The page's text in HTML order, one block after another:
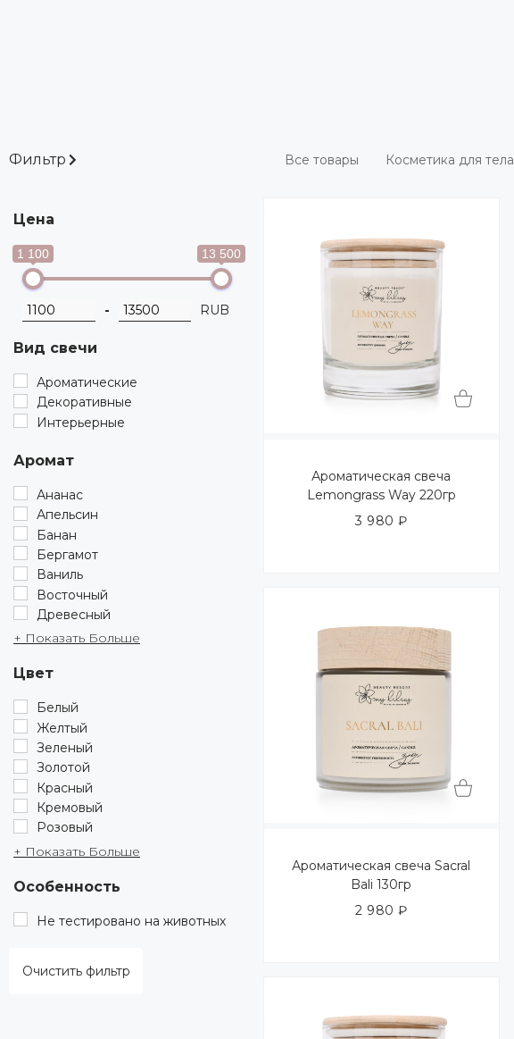
Фильтр Все товары Косметика для тела
Цена
1 100 13 500
- RUB
Вид свечи
Ароматические
Декоративные
Интерьерные
Аромат
Ананас
Апельсин
Банан
Бергамот
Ваниль
Восточный
Древесный
+ Показать Больше
Цвет
Белый
Желтый
Зеленый
Золотой
Красный
Кремовый
Розовый
+ Показать Больше
Особенность
Не тестировано на животных
Очистить фильтр
Ароматическая свеча
Lemongrass Way 220гр
3 980₽
Ароматическая свеча Sacral
Bali 130гр
2 980₽